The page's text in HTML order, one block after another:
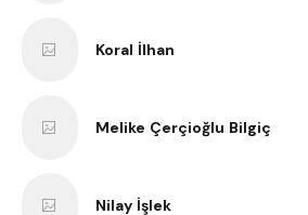
Koral İlhan
Melike Çerçioğlu Bilgiç
Nilay İşlek